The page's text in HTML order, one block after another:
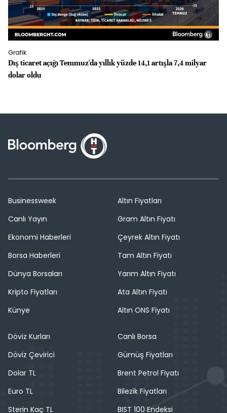
Grafik
Dış ticaret açığı Temmuz'da yıllık yüzde 14,1 artışla 7,4 milyar
dolar oldu
Businessweek
Canlı Yayın
Ekonomi Haberleri
Borsa Haberleri
Dünya Borsaları
Kripto Fiyatları
Künye
Altın Fiyatları
Gram Altın Fiyatı
Çeyrek Altın Fiyatı
Tam Altın Fiyatı
Yarım Altın Fiyatı
Ata Altın Fiyatı
Altın ONS Fiyatı
Döviz Kurları
Döviz Çevirici
Dolar TL
Euro TL
Sterin Kaç TL
Canlı Borsa
Gümüş Fiyatları
Brent Petrol Fiyatı
Bilezik Fiyatları
BIST 100 Endeksi